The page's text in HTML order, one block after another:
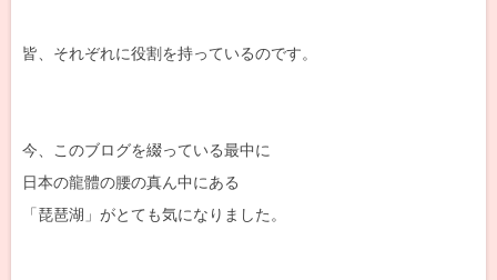
皆、それぞれに役割を持っているのです。
今、このブログを綴っている最中に
日本の龍體の腰の真ん中にある
「琵琶湖」がとても気になりました。